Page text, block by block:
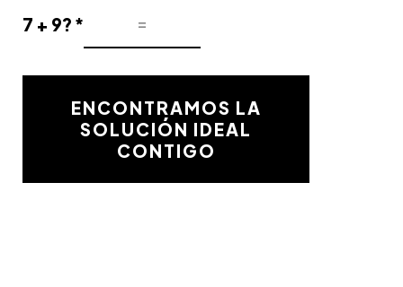
7 + 9? *
Resultado
matemáticaENCONTRAMOS LA
SOLUCIÓN IDEAL
CONTIGO